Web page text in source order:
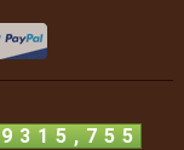
9 3 1 5 , 7 5 5